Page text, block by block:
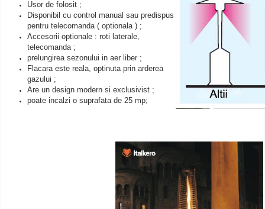
Usor de folosit ;
Disponibil cu control manual sau predispus
pentru telecomanda ( optionala ) ;
Accesorii optionale : roti laterale,
telecomanda ;
prelungirea sezonului in aer liber ;
Flacara este reala, optinuta prin arderea
gazului ;
Are un design modern si exclusivist ;
poate incalzi o suprafata de 25 mp;